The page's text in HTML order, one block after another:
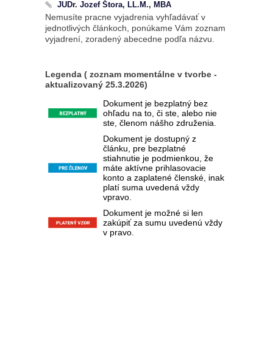
JUDr. Jozef Štora, LL.M., MBA
Nemusíte pracne vyjadrenia vyhľadávať v
jednotlivých článkoch, ponúkame Vám zoznam
vyjadrení, zoradený abecedne podľa názvu.
Legenda ( zoznam momentálne v tvorbe -
aktualizovaný 25.3.2026)
Dokument je bezplatný bez
ohľadu na to, či ste, alebo nie
ste, členom nášho združenia.
Dokument je dostupný z
článku, pre bezplatné
stiahnutie je podmienkou, že
máte aktívne prihlasovacie
konto a zaplatené členské, inak
platí suma uvedená vždy
vpravo.
Dokument je možné si len
zakúpiť za sumu uvedenú vždy
v pravo.